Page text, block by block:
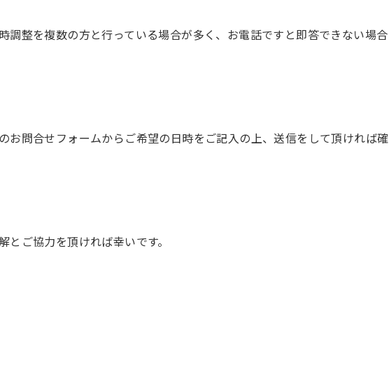
調整を複数の方と行っている場合が多く、お電話ですと即答できない場合
お問合せフォームからご希望の日時をご記入の上、送信をして頂ければ確
ご協力を頂ければ幸いです。